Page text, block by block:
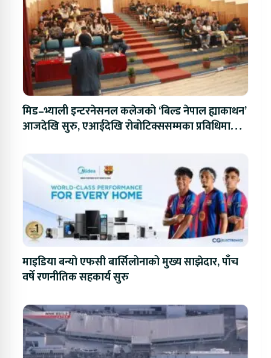
मिड–भ्याली इन्टरनेसनल कलेजको ‘बिल्ड नेपाल ह्याकाथन’
आजदेखि सुरु, एआईदेखि रोबोटिक्ससम्मका प्रविधिमा
माइडिया बन्यो एफसी बार्सिलोनाको मुख्य साझेदार, पाँच
वर्षे रणनीतिक सहकार्य सुरु